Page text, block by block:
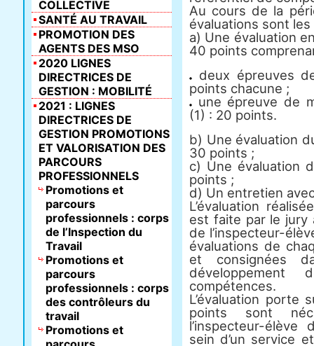
Au cours de la
évaluations sont
a) Une évaluation
40 points
deux épreuves
points chacune ;
une épreuve de
(1) : 20 points.
b) Une évaluation
30 points ;
c) Une évaluation
points ;
d) Un entretien
L’évaluation
est faite par le jury
de l’inspecteur-
évaluations de
et consignées
développement
compétences.
L’évaluation
points sont
l’inspecteur-
sein d’un service
COLLECTIVE
SANTÉ AU TRAVAIL
PROMOTION DES
AGENTS DES MSO
2020 LIGNES
DIRECTRICES DE
GESTION : MOBILITÉ
2021 : LIGNES
DIRECTRICES DE
GESTION PROMOTIONS
ET VALORISATION DES
PARCOURS
PROFESSIONNELS
Promotions et
parcours
professionnels : corps
de l’Inspection du
Travail
Promotions et
parcours
professionnels : corps
des contrôleurs du
travail
Promotions et